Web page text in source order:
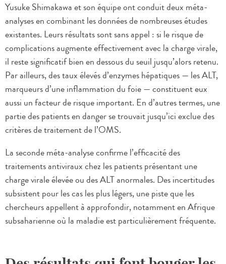
Yusuke Shimakawa et son équipe ont conduit deux méta-
analyses en combinant les données de nombreuses études
existantes. Leurs résultats sont sans appel : si le risque de
complications augmente effectivement avec la charge virale,
il reste significatif bien en dessous du seuil jusqu’alors retenu.
Par ailleurs, des taux élevés d’enzymes hépatiques — les ALT,
marqueurs d’une inflammation du foie — constituent eux
aussi un facteur de risque important. En d’autres termes, une
partie des patients en danger se trouvait jusqu’ici exclue des
critères de traitement de l’OMS.
La seconde méta-analyse confirme l’efficacité des
traitements antiviraux chez les patients présentant une
charge virale élevée ou des ALT anormales. Des incertitudes
subsistent pour les cas les plus légers, une piste que les
chercheurs appellent à approfondir, notamment en Afrique
subsaharienne où la maladie est particulièrement fréquente.